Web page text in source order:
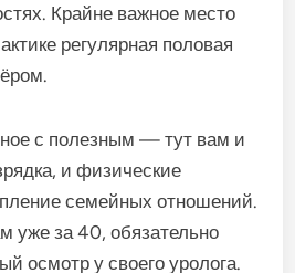
Крайне важное место
регулярная половая
с полезным — тут вам и
и физические
семейных отношений.
уже за 40, обязательно
осмотр у своего уролога.